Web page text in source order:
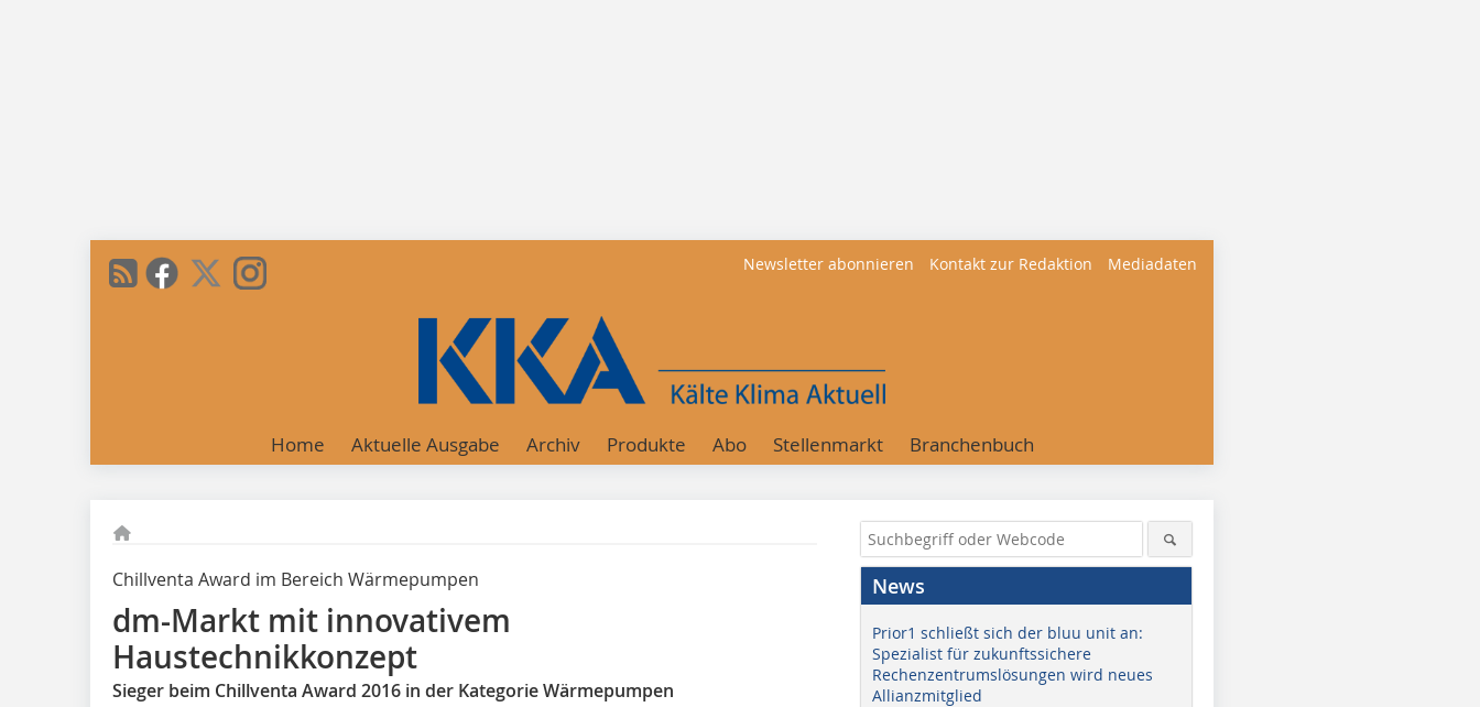
Newsletter abonnieren Kontakt zur Redaktion Mediadaten
Home Aktuelle Ausgabe Archiv Produkte Abo Stellenmarkt Branchenbuch
Chillventa Award im Bereich Wärmepumpen
dm-Markt mit innovativem
Haustechnikkonzept
Sieger beim Chillventa Award 2016 in der Kategorie Wärmepumpen
News
Prior1 schließt sich der bluu unit an:
Spezialist für zukunftssichere
Rechenzentrumslösungen wird neues
Allianzmitglied